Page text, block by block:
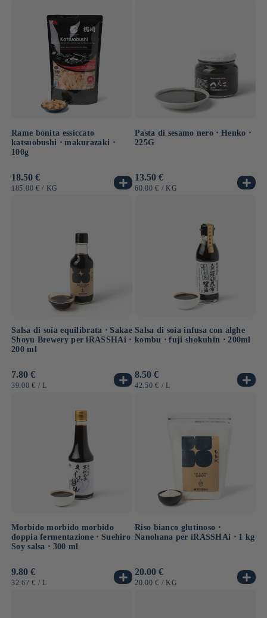
Rame bonita essiccato
katsuobushi ⋅ makurazaki ⋅
100g
Prezzo
di
18.50 €
PREZZO
185.00 € / PER
KG
Pasta di sesamo nero ⋅ Henko ⋅
225G
Prezzo
di
13.50 €
PREZZO
60.00 € / PER
KG
Salsa di soia equilibrata ⋅ Sakae
Shoyu Brewery per iRASSHAi ⋅
200 ml
Prezzo
di
7.80 €
PREZZO
39.00 € / PER
L
Salsa di soia infusa con alghe
kombu ⋅ fuji shokuhin ⋅ 200ml
Prezzo
di
8.50 €
PREZZO
42.50 € / PER
L
Morbido morbido morbido
doppia fermentazione ⋅ Suehiro
Soy salsa ⋅ 300 ml
Prezzo
di
9.80 €
PREZZO
32.67 € / PER
L
Riso bianco glutinoso ⋅
Nanohana per iRASSHAi ⋅ 1 kg
Prezzo
di
20.00 €
PREZZO
20.00 € / PER
KG